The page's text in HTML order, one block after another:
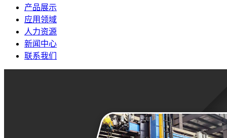
产品展示
应用领域
人力资源
新闻中心
联系我们